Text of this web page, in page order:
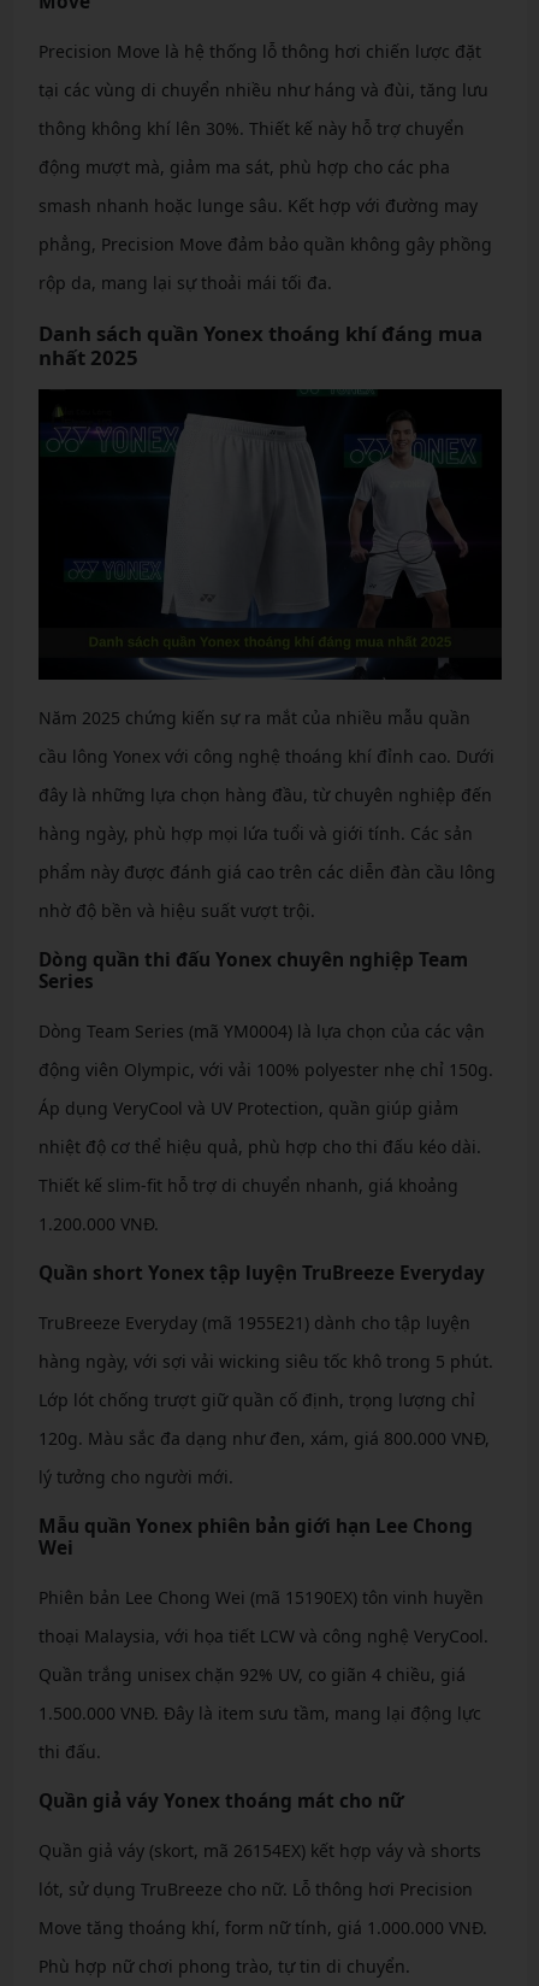
Precision Move là hệ thống lỗ thông hơi chiến lược đặt
tại các vùng di chuyển nhiều như háng và đùi, tăng lưu
thông không khí lên 30%. Thiết kế này hỗ trợ chuyển
động mượt mà, giảm ma sát, phù hợp cho các pha
smash nhanh hoặc lunge sâu. Kết hợp với đường may
phẳng, Precision Move đảm bảo quần không gây phồng
rộp da, mang lại sự thoải mái tối đa.
Danh sách quần Yonex thoáng khí đáng mua
nhất 2025
Năm 2025 chứng kiến sự ra mắt của nhiều mẫu quần
cầu lông Yonex với công nghệ thoáng khí đỉnh cao. Dưới
đây là những lựa chọn hàng đầu, từ chuyên nghiệp đến
hàng ngày, phù hợp mọi lứa tuổi và giới tính. Các sản
phẩm này được đánh giá cao trên các diễn đàn cầu lông
nhờ độ bền và hiệu suất vượt trội.
Dòng quần thi đấu Yonex chuyên nghiệp Team
Series
Dòng Team Series (mã YM0004) là lựa chọn của các vận
động viên Olympic, với vải 100% polyester nhẹ chỉ 150g.
Áp dụng VeryCool và UV Protection, quần giúp giảm
nhiệt độ cơ thể hiệu quả, phù hợp cho thi đấu kéo dài.
Thiết kế slim-fit hỗ trợ di chuyển nhanh, giá khoảng
1.200.000 VNĐ.
Quần short Yonex tập luyện TruBreeze Everyday
TruBreeze Everyday (mã 1955E21) dành cho tập luyện
hàng ngày, với sợi vải wicking siêu tốc khô trong 5 phút.
Lớp lót chống trượt giữ quần cố định, trọng lượng chỉ
120g. Màu sắc đa dạng như đen, xám, giá 800.000 VNĐ,
lý tưởng cho người mới.
Mẫu quần Yonex phiên bản giới hạn Lee Chong
Wei
Phiên bản Lee Chong Wei (mã 15190EX) tôn vinh huyền
thoại Malaysia, với họa tiết LCW và công nghệ VeryCool.
Quần trắng unisex chặn 92% UV, co giãn 4 chiều, giá
1.500.000 VNĐ. Đây là item sưu tầm, mang lại động lực
thi đấu.
Quần giả váy Yonex thoáng mát cho nữ
Quần giả váy (skort, mã 26154EX) kết hợp váy và shorts
lót, sử dụng TruBreeze cho nữ. Lỗ thông hơi Precision
Move tăng thoáng khí, form nữ tính, giá 1.000.000 VNĐ.
Phù hợp nữ chơi phong trào, tự tin di chuyển.